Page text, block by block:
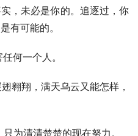
，未必是你的。追逐过，你
有可能的。
何一个人。
翱翔，满天乌云又能怎样，
为清清楚楚的现在努力。